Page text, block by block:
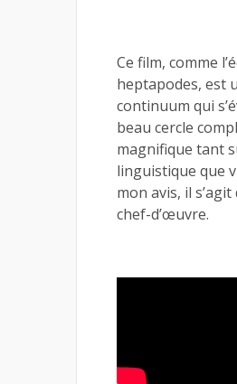
Ce film, comme
heptapodes, est
continuum qui
beau cercle
magnifique tant
linguistique que
mon avis, il s’agit
chef-d’œuvre.